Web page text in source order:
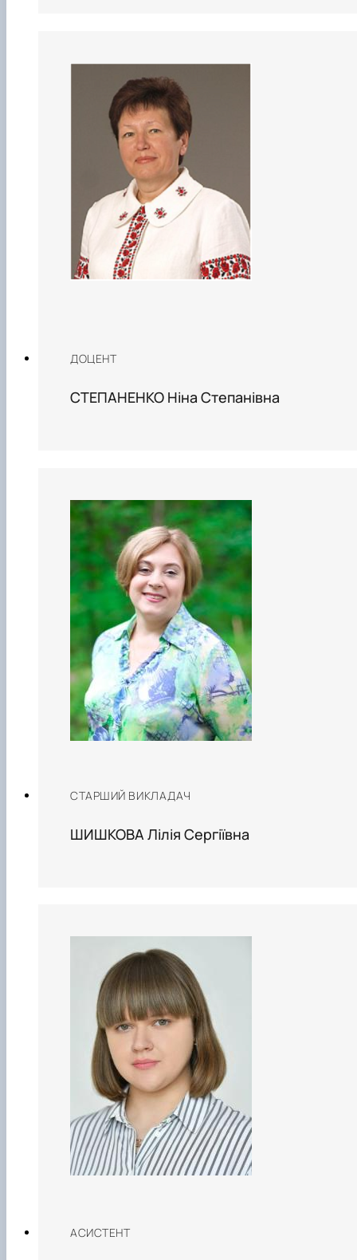
ДОЦЕНТ
СТЕПАНЕНКО Ніна Степанівна
СТАРШИЙ ВИКЛАДАЧ
ШИШКОВА Лілія Сергіївна
АСИСТЕНТ